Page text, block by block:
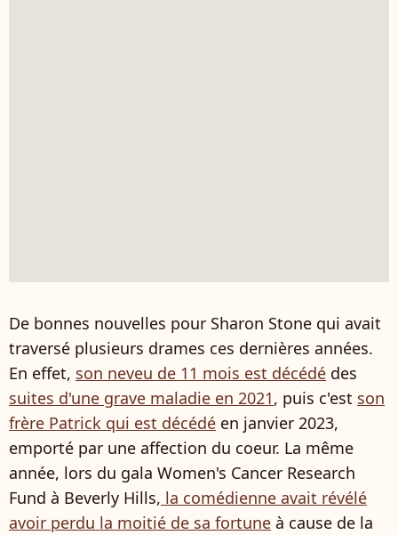
De bonnes nouvelles pour Sharon Stone qui avait
traversé plusieurs drames ces dernières années.
En effet, son neveu de 11 mois est décédé des
suites d'une grave maladie en 2021, puis c'est son
frère Patrick qui est décédé en janvier 2023,
emporté par une affection du coeur. La même
année, lors du gala Women's Cancer Research
Fund à Beverly Hills, la comédienne avait révélé
avoir perdu la moitié de sa fortune à cause de la